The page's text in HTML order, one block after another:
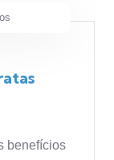
benefícios